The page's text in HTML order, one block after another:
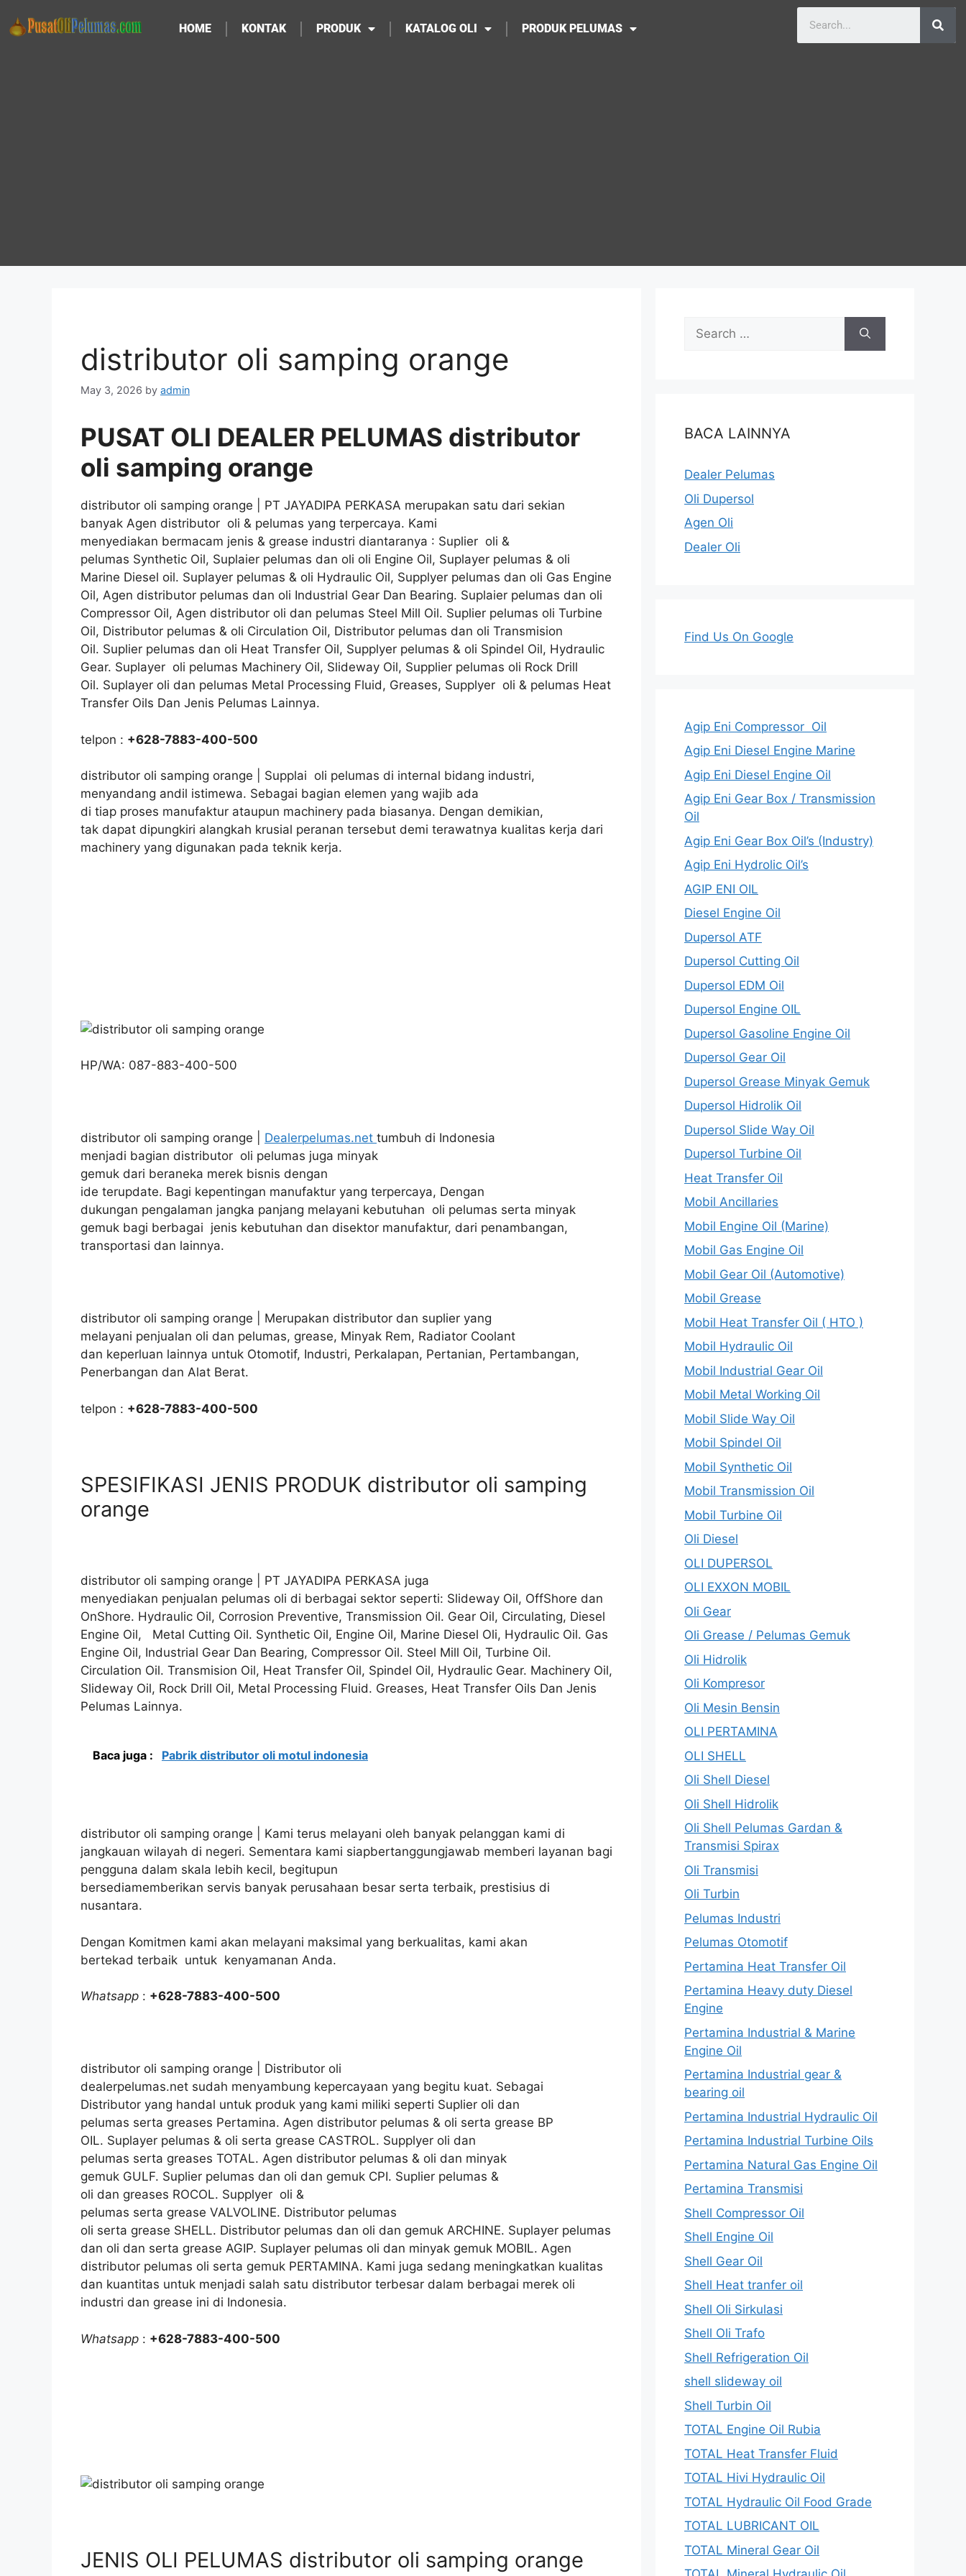
HOME KONTAK PRODUK KATALOG OLI PRODUK PELUMAS
distributor oli samping orange
May 3, 2026 by admin
PUSAT OLI DEALER PELUMAS distributor
oli samping orange
distributor oli samping orange | PT JAYADIPA PERKASA merupakan satu dari sekian
banyak Agen distributor oli & pelumas yang terpercaya. Kami
menyediakan bermacam jenis & grease industri diantaranya : Suplier oli &
pelumas Synthetic Oil, Suplaier pelumas dan oli oli Engine Oil, Suplayer pelumas & oli
Marine Diesel oil. Suplayer pelumas & oli Hydraulic Oil, Supplyer pelumas dan oli Gas Engine
Oil, Agen distributor pelumas dan oli Industrial Gear Dan Bearing. Suplaier pelumas dan oli
Compressor Oil, Agen distributor oli dan pelumas Steel Mill Oil. Suplier pelumas oli Turbine
Oil, Distributor pelumas & oli Circulation Oil, Distributor pelumas dan oli Transmision
Oil. Suplier pelumas dan oli Heat Transfer Oil, Supplyer pelumas & oli Spindel Oil, Hydraulic
Gear. Suplayer oli pelumas Machinery Oil, Slideway Oil, Supplier pelumas oli Rock Drill
Oil. Suplayer oli dan pelumas Metal Processing Fluid, Greases, Supplyer oli & pelumas Heat
Transfer Oils Dan Jenis Pelumas Lainnya.
telpon : +628-7883-400-500
distributor oli samping orange | Supplai oli pelumas di internal bidang industri,
menyandang andil istimewa. Sebagai bagian elemen yang wajib ada
di tiap proses manufaktur ataupun machinery pada biasanya. Dengan demikian,
tak dapat dipungkiri alangkah krusial peranan tersebut demi terawatnya kualitas kerja dari
machinery yang digunakan pada teknik kerja.
HP/WA: 087-883-400-500
distributor oli samping orange | Dealerpelumas.net tumbuh di Indonesia
menjadi bagian distributor oli pelumas juga minyak
gemuk dari beraneka merek bisnis dengan
ide terupdate. Bagi kepentingan manufaktur yang terpercaya, Dengan
dukungan pengalaman jangka panjang melayani kebutuhan oli pelumas serta minyak
gemuk bagi berbagai jenis kebutuhan dan disektor manufaktur, dari penambangan,
transportasi dan lainnya.
distributor oli samping orange | Merupakan distributor dan suplier yang
melayani penjualan oli dan pelumas, grease, Minyak Rem, Radiator Coolant
dan keperluan lainnya untuk Otomotif, Industri, Perkalapan, Pertanian, Pertambangan,
Penerbangan dan Alat Berat.
telpon : +628-7883-400-500
SPESIFIKASI JENIS PRODUK distributor oli samping
orange
distributor oli samping orange | PT JAYADIPA PERKASA juga
menyediakan penjualan pelumas oli di berbagai sektor seperti: Slideway Oil, OffShore dan
OnShore. Hydraulic Oil, Corrosion Preventive, Transmission Oil. Gear Oil, Circulating, Diesel
Engine Oil, Metal Cutting Oil. Synthetic Oil, Engine Oil, Marine Diesel Oli, Hydraulic Oil. Gas
Engine Oil, Industrial Gear Dan Bearing, Compressor Oil. Steel Mill Oil, Turbine Oil.
Circulation Oil. Transmision Oil, Heat Transfer Oil, Spindel Oil, Hydraulic Gear. Machinery Oil,
Slideway Oil, Rock Drill Oil, Metal Processing Fluid. Greases, Heat Transfer Oils Dan Jenis
Pelumas Lainnya.
Baca juga : Pabrik distributor oli motul indonesia
distributor oli samping orange | Kami terus melayani oleh banyak pelanggan kami di
jangkauan wilayah di negeri. Sementara kami siapbertanggungjawab memberi layanan bagi
pengguna dalam skala lebih kecil, begitupun
bersediamemberikan servis banyak perusahaan besar serta terbaik, prestisius di
nusantara.
Dengan Komitmen kami akan melayani maksimal yang berkualitas, kami akan
bertekad terbaik untuk kenyamanan Anda.
Whatsapp : +628-7883-400-500
distributor oli samping orange | Distributor oli
dealerpelumas.net sudah menyambung kepercayaan yang begitu kuat. Sebagai
Distributor yang handal untuk produk yang kami miliki seperti Suplier oli dan
pelumas serta greases Pertamina. Agen distributor pelumas & oli serta grease BP
OIL. Suplayer pelumas & oli serta grease CASTROL. Supplyer oli dan
pelumas serta greases TOTAL. Agen distributor pelumas & oli dan minyak
gemuk GULF. Suplier pelumas dan oli dan gemuk CPI. Suplier pelumas &
oli dan greases ROCOL. Supplyer oli &
pelumas serta grease VALVOLINE. Distributor pelumas
oli serta grease SHELL. Distributor pelumas dan oli dan gemuk ARCHINE. Suplayer pelumas
dan oli dan serta grease AGIP. Suplayer pelumas oli dan minyak gemuk MOBIL. Agen
distributor pelumas oli serta gemuk PERTAMINA. Kami juga sedang meningkatkan kualitas
dan kuantitas untuk menjadi salah satu distributor terbesar dalam berbagai merek oli
industri dan grease ini di Indonesia.
Whatsapp : +628-7883-400-500
JENIS OLI PELUMAS distributor oli samping orange
BACA LAINNYA
Dealer Pelumas
Oli Dupersol
Agen Oli
Dealer Oli
Find Us On Google
Agip Eni Compressor Oil
Agip Eni Diesel Engine Marine
Agip Eni Diesel Engine Oil
Agip Eni Gear Box / Transmission
Oil
Agip Eni Gear Box Oil’s (Industry)
Agip Eni Hydrolic Oil’s
AGIP ENI OIL
Diesel Engine Oil
Dupersol ATF
Dupersol Cutting Oil
Dupersol EDM Oil
Dupersol Engine OIL
Dupersol Gasoline Engine Oil
Dupersol Gear Oil
Dupersol Grease Minyak Gemuk
Dupersol Hidrolik Oil
Dupersol Slide Way Oil
Dupersol Turbine Oil
Heat Transfer Oil
Mobil Ancillaries
Mobil Engine Oil (Marine)
Mobil Gas Engine Oil
Mobil Gear Oil (Automotive)
Mobil Grease
Mobil Heat Transfer Oil ( HTO )
Mobil Hydraulic Oil
Mobil Industrial Gear Oil
Mobil Metal Working Oil
Mobil Slide Way Oil
Mobil Spindel Oil
Mobil Synthetic Oil
Mobil Transmission Oil
Mobil Turbine Oil
Oli Diesel
OLI DUPERSOL
OLI EXXON MOBIL
Oli Gear
Oli Grease / Pelumas Gemuk
Oli Hidrolik
Oli Kompresor
Oli Mesin Bensin
OLI PERTAMINA
OLI SHELL
Oli Shell Diesel
Oli Shell Hidrolik
Oli Shell Pelumas Gardan &
Transmisi Spirax
Oli Transmisi
Oli Turbin
Pelumas Industri
Pelumas Otomotif
Pertamina Heat Transfer Oil
Pertamina Heavy duty Diesel
Engine
Pertamina Industrial & Marine
Engine Oil
Pertamina Industrial gear &
bearing oil
Pertamina Industrial Hydraulic Oil
Pertamina Industrial Turbine Oils
Pertamina Natural Gas Engine Oil
Pertamina Transmisi
Shell Compressor Oil
Shell Engine Oil
Shell Gear Oil
Shell Heat tranfer oil
Shell Oli Sirkulasi
Shell Oli Trafo
Shell Refrigeration Oil
shell slideway oil
Shell Turbin Oil
TOTAL Engine Oil Rubia
TOTAL Heat Transfer Fluid
TOTAL Hivi Hydraulic Oil
TOTAL Hydraulic Oil Food Grade
TOTAL LUBRICANT OIL
TOTAL Mineral Gear Oil